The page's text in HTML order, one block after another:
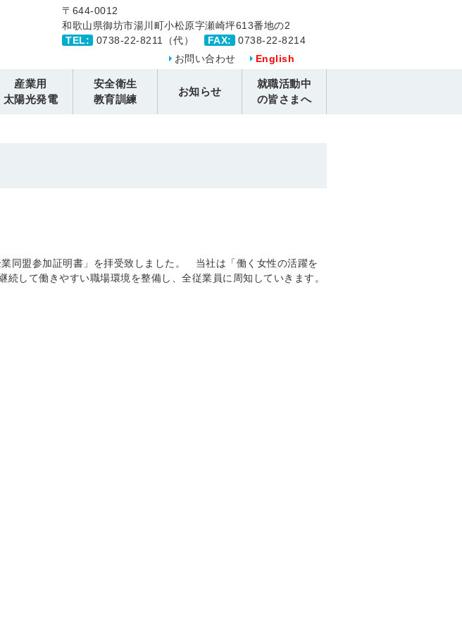
〒644-0012
和歌山県御坊市湯川町小松原字瀬崎坪613番地の2
TEL:
0738-22-8211（代） FAX:
0738-22-8214
お問い合わせ
English
産業用
太陽光発電
安全衛生
教育訓練
お知らせ
就職活動中
の皆さまへ
同盟参加証明書」を拝受致しました。 当社は「働く女性の活躍を
して働きやすい職場環境を整備し、全従業員に周知していきます。